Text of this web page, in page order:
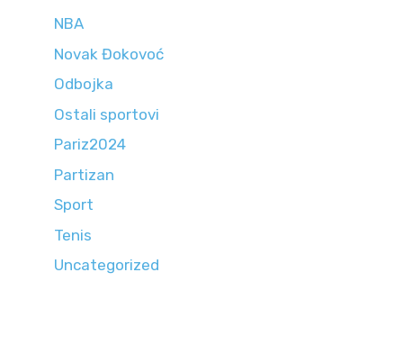
NBA
Novak Đokovoć
Odbojka
Ostali sportovi
Pariz2024
Partizan
Sport
Tenis
Uncategorized